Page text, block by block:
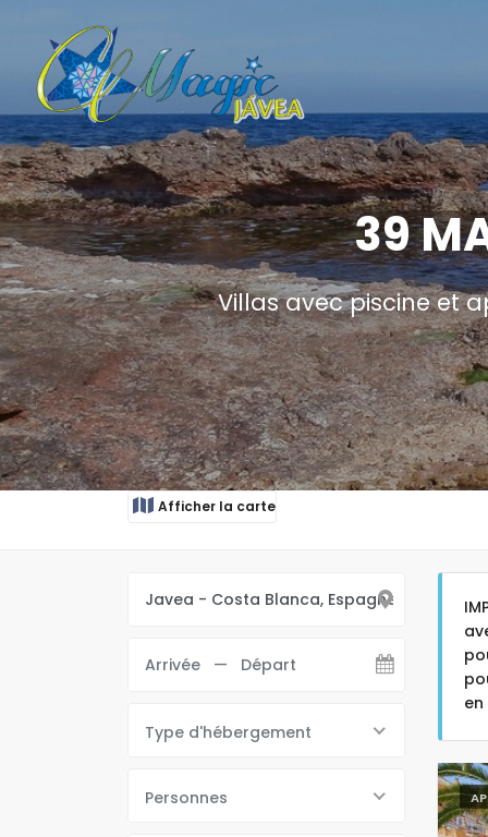
39
Villas avec piscine et
Afficher la carte
Type d'hébergement
Personnes